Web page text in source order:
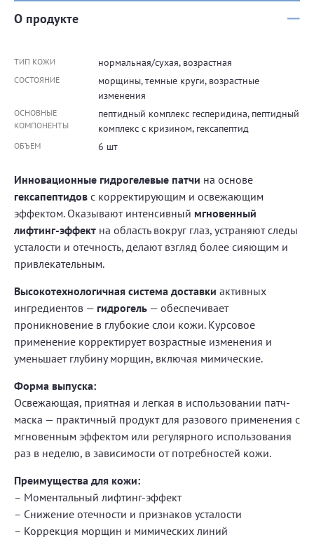
О продукте
ТИП КОЖИ нормальная/сухая, возрастная
СОСТОЯНИЕ
морщины, темные круги, возрастные
изменения
ОСНОВНЫЕ
КОМПОНЕНТЫ
пептидный комплекс гесперидина, пептидный
комплекс с кризином, гексапептид
ОБЪЕМ 6 шт
Инновационные гидрогелевые патчи на основе
гексапептидов с корректирующим и освежающим
эффектом. Оказывают интенсивный мгновенный
лифтинг-эффект на область вокруг глаз, устраняют следы
усталости и отечность, делают взгляд более сияющим и
привлекательным.
Высокотехнологичная система доставки активных
ингредиентов — гидрогель — обеспечивает
проникновение в глубокие слои кожи. Курсовое
применение корректирует возрастные изменения и
уменьшает глубину морщин, включая мимические.
Форма выпуска:
Освежающая, приятная и легкая в использовании патч-
маска — практичный продукт для разового применения с
мгновенным эффектом или регулярного использования
раз в неделю, в зависимости от потребностей кожи.
Преимущества для кожи:
– Моментальный лифтинг-эффект
– Снижение отечности и признаков усталости
– Коррекция морщин и мимических линий